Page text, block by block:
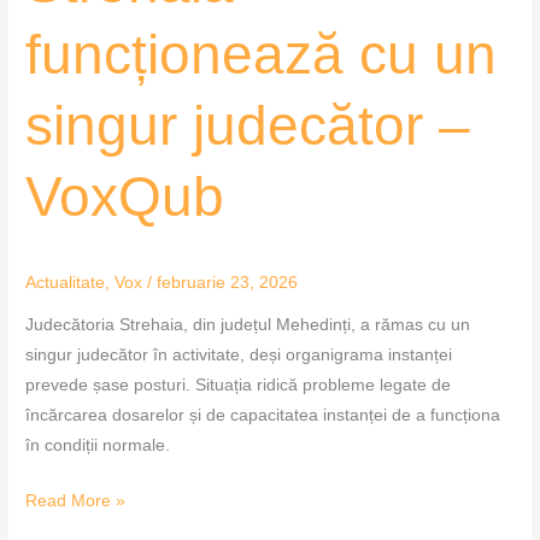
funcționează cu un
singur judecător –
VoxQub
Actualitate ,Vox /februarie 23, 2026
Judecătoria Strehaia, din județul Mehedinți, a rămas cu un
singur judecător în activitate, deși organigrama instanței
prevede șase posturi. Situația ridică probleme legate de
încărcarea dosarelor și de capacitatea instanței de a funcționa
în condiții normale.
Read More »